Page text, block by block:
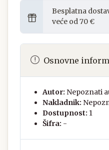
Besplatna
veće od 70 €
Osnovne
Autor: Nepoznati
Nakladnik:
Dostupnost: 1
Šifra: -